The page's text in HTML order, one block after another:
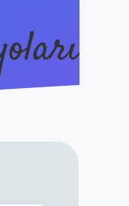
ilbet canlı maç